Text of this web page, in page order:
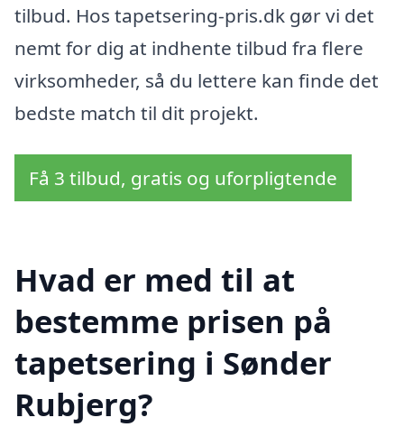
tilbud. Hos tapetsering-pris.dk gør vi det
nemt for dig at indhente tilbud fra flere
virksomheder, så du lettere kan finde det
bedste match til dit projekt.
Få 3 tilbud, gratis og uforpligtende
Hvad er med til at
bestemme prisen på
tapetsering i Sønder
Rubjerg?